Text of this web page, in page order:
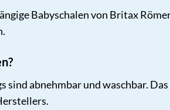
Babyschalen von Britax
sind abnehmbar und waschbar.